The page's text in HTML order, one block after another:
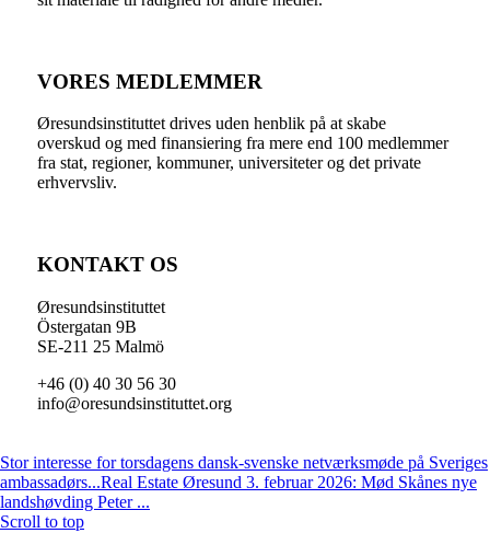
VORES MEDLEMMER
Øresundsinstituttet drives uden henblik på at skabe
overskud og med finansiering fra mere end 100 medlemmer
fra stat, regioner, kommuner, universiteter og det private
erhvervsliv.
KONTAKT OS
Øresundsinstituttet
Östergatan 9B
SE-211 25 Malmö
+46 (0) 40 30 56 30
info@oresundsinstituttet.org
Stor interesse for torsdagens dansk-svenske netværksmøde på Sveriges
ambassadørs...Real Estate Øresund 3. februar 2026: Mød Skånes nye
landshøvding Peter ...
Scroll to top